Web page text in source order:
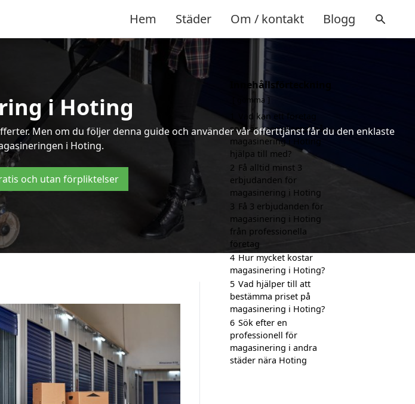
Hem Städer Om / kontakt Blogg
i Hoting
Men om du följer denna guide och använder vår offerttjänst får du den enklaste
i Hoting.
och utan förpliktelser
Innehållsförteckning
gömma
Vad kan ett företag
som är specialiserat på
magasinering i Hoting
hjälpa till med?
2 Få alltid minst 3
erbjudanden för
magasinering i Hoting
3 Få 3 erbjudanden för
magasinering i Hoting
från professionella
företag
4 Hur mycket kostar
magasinering i Hoting?
5 Vad hjälper till att
bestämma priset på
magasinering i Hoting?
6 Sök efter en
professionell för
magasinering i andra
städer nära Hoting